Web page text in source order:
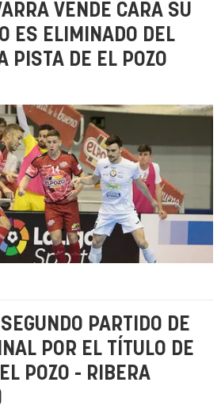
VENDE CARA SU
ES ELIMINADO DEL
PISTA DE EL POZO
PARTIDO DE
POR EL TÍTULO DE
POZO - RIBERA